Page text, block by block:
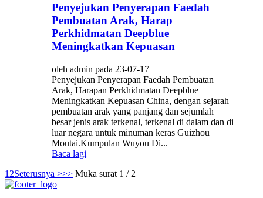
Penyejukan Penyerapan Faedah
Pembuatan Arak, Harap
Perkhidmatan Deepblue
Meningkatkan Kepuasan
oleh admin pada 23-07-17
Penyejukan Penyerapan Faedah Pembuatan
Arak, Harapan Perkhidmatan Deepblue
Meningkatkan Kepuasan China, dengan sejarah
pembuatan arak yang panjang dan sejumlah
besar jenis arak terkenal, terkenal di dalam dan di
luar negara untuk minuman keras Guizhou
Moutai.Kumpulan Wuyou Di...
Baca lagi
1 2Seterusnya >>> Muka surat 1 / 2